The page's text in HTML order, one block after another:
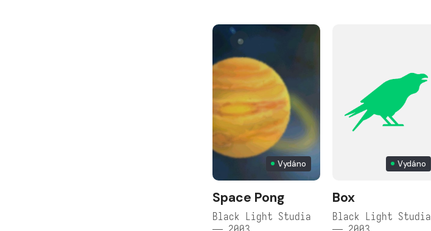
Vydáno
Space Pong
Black Light Studia
Vydáno
Box
Black Light Studia